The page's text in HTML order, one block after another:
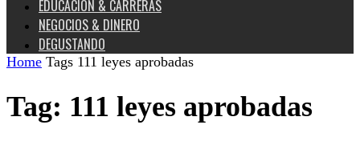
EDUCACIÓN & CARRERAS
NEGOCIOS & DINERO
DEGUSTANDO
Home Tags 111 leyes aprobadas
Tag: 111 leyes aprobadas